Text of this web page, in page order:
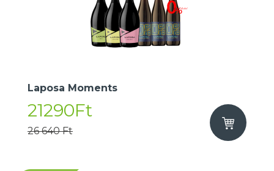
Laposa Moments
21290Ft
26 640 Ft